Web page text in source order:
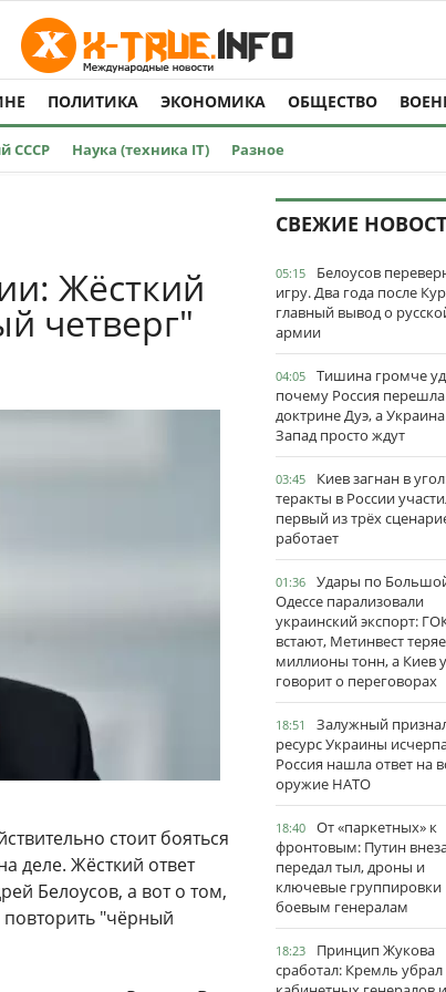
ПОЛИТИКА ЭКОНОМИКА ОБЩЕСТВО
СССР Наука (техника IT) Разное
Жёсткий
четверг"
стоит бояться
деле. Жёсткий ответ
Белоусов, а вот о том,
повторить "чёрный
СВЕЖИЕ
05:15
Белоусов
игру. Два года после
главный вывод о
армии
04:05
Тишина громче
почему Россия
доктрине Дуэ, а
Запад просто ждут
03:45
Киев загнан в
теракты в России
первый из трёх
работает
01:36
Удары по
Одессе парализовали
украинский экспорт:
встают, Метинвест
миллионы тонн, а Киев
говорит о переговорах
18:51
Залужный
ресурс Украины
Россия нашла ответ на
оружие НАТО
18:40
От «паркетных» к
фронтовым: Путин
передал тыл, дроны и
ключевые группировки
боевым генералам
18:23
Принцип Жукова
сработал: Кремль убрал